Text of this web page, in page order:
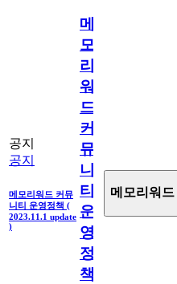
공지
공지
메모리워드 커뮤
니티 운영정책 (
2023.11.1 update
)
메
모
리
워
드
커
뮤
니
티
운
영
정
책
메모리워드